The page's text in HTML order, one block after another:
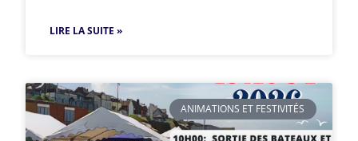
LIRE LA SUITE »
ANIMATIONS ET FESTIVITÉS